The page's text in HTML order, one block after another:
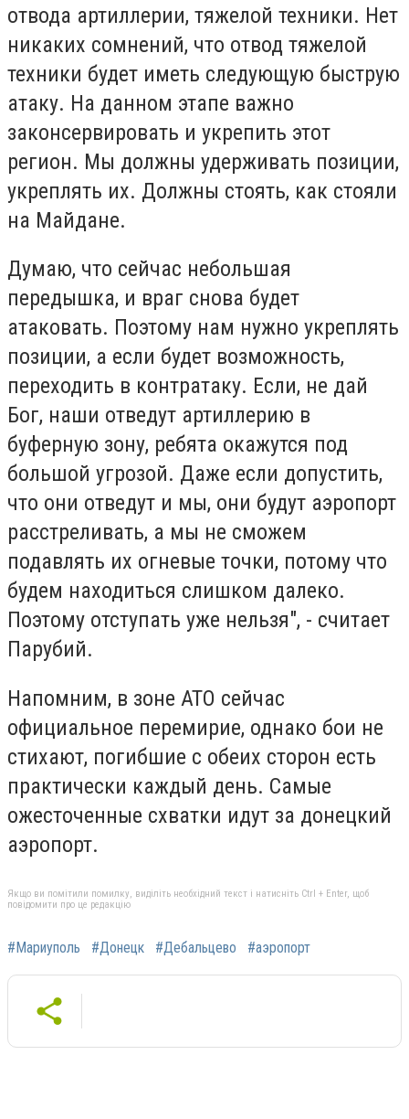
отвода артиллерии, тяжелой техники. Нет
никаких сомнений, что отвод тяжелой
техники будет иметь следующую быструю
атаку. На данном этапе важно
законсервировать и укрепить этот
регион. Мы должны удерживать позиции,
укреплять их. Должны стоять, как стояли
на Майдане.
Думаю, что сейчас небольшая
передышка, и враг снова будет
атаковать. Поэтому нам нужно укреплять
позиции, а если будет возможность,
переходить в контратаку. Если, не дай
Бог, наши отведут артиллерию в
буферную зону, ребята окажутся под
большой угрозой. Даже если допустить,
что они отведут и мы, они будут аэропорт
расстреливать, а мы не сможем
подавлять их огневые точки, потому что
будем находиться слишком далеко.
Поэтому отступать уже нельзя", - считает
Парубий.
Напомним, в зоне АТО сейчас
официальное перемирие, однако бои не
стихают, погибшие с обеих сторон есть
практически каждый день. Самые
ожесточенные схватки идут за донецкий
аэропорт.
Якщо ви помітили помилку, виділіть необхідний текст і натисніть Ctrl + Enter, щоб
повідомити про це редакцію
#Мариуполь #Донецк #Дебальцево #аэропорт